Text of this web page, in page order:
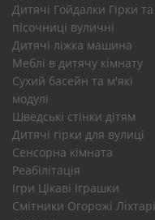
Дитячі Гойдалки Гірки та
пісочниці вуличні
Дитячі ліжка машина
Меблі в дитячу кімнату
Сухий басейн та м'які
модулі
Шведські стінки дітям
Дитячі гірки для вулиці
Сенсорна кімната
Реабілітація
Ігри Цікаві Іграшки
Смітники Огорожі Ліхтарі